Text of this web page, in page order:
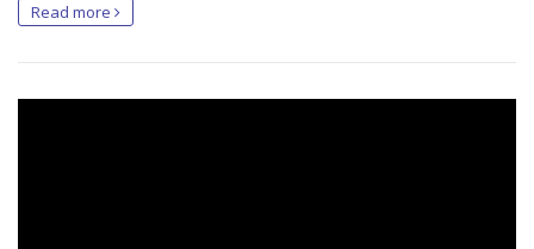
Read more